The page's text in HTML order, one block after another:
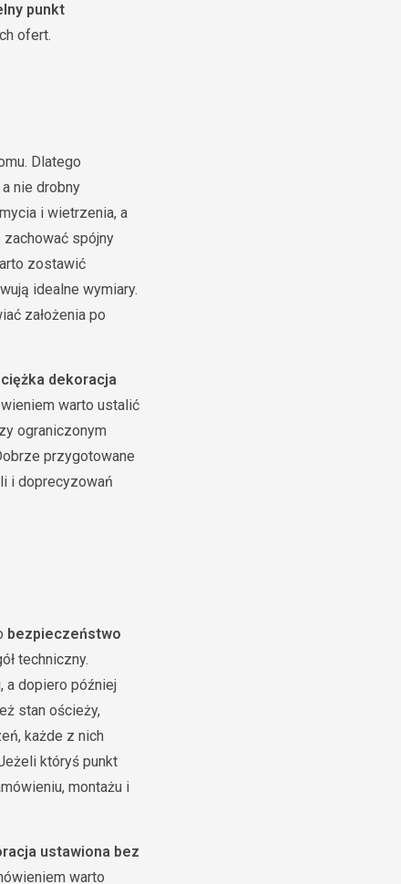
punkt
ofert.
Dlatego
nie drobny
i wietrzenia, a
spójny
zostawić
idealne wymiary.
założenia po
dekoracja
warto ustalić
ograniczonym
przygotowane
i doprecyzowań
bezpieczeństwo
techniczny.
a dopiero później
stan ościeży,
każde z nich
któryś punkt
montażu i
ustawiona bez
warto